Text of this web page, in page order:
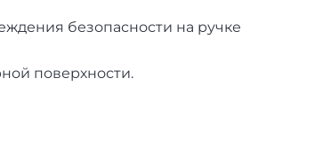
бе­зопас­ности на руч­ке
по­верх­нос­ти.